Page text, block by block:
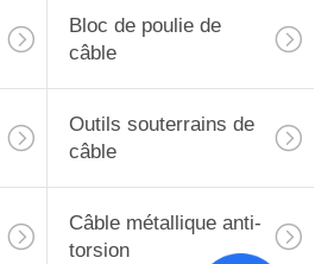
Bloc de poulie de
câble
Outils souterrains de
câble
Câble métallique anti-
torsion